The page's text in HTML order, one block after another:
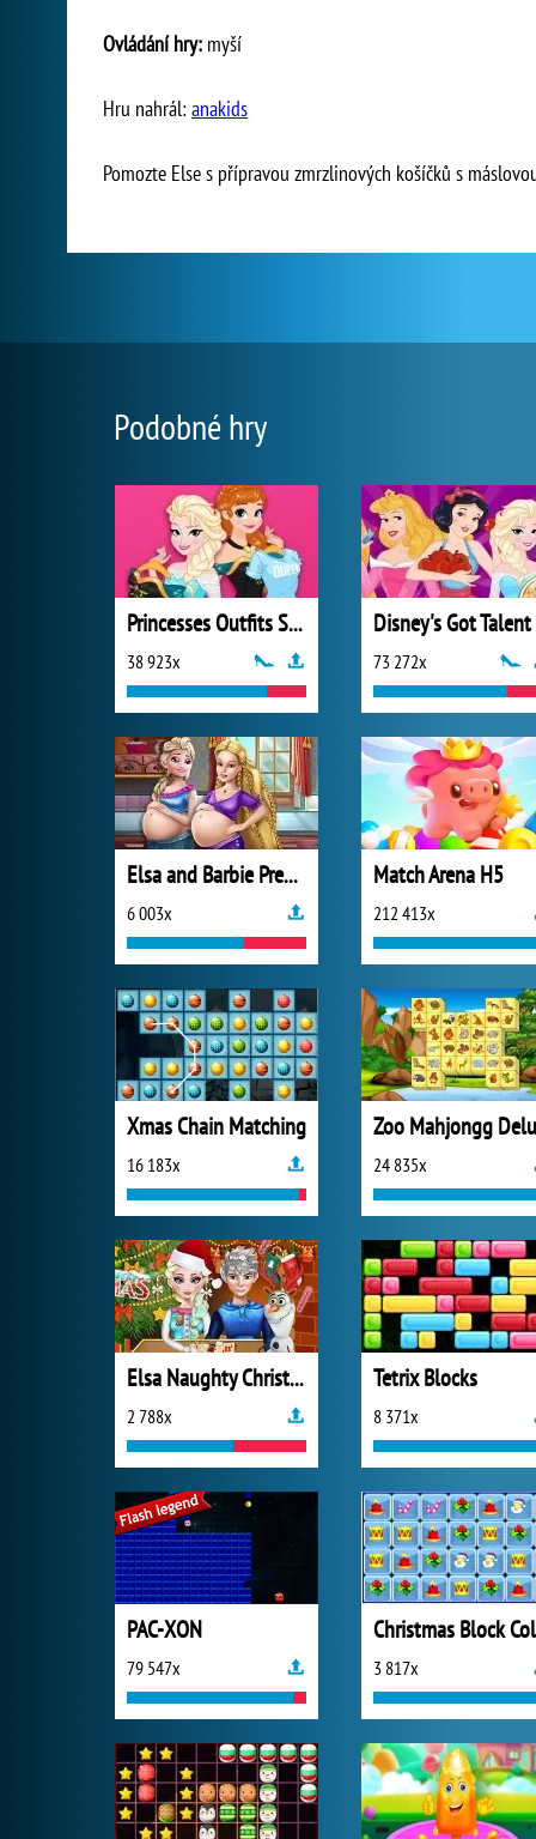
Ovládání hry: myší
Hru nahrál: anakids
Pomozte Else s přípravou zmrzlinových košíčků s
Podobné hry
Princesses Outfits Swap
38 923x
Disney's Got Talent
73 272x
Elsa and Barbie Pregnant BFFs
6 003x
Match Arena H5
212 413x
Xmas Chain Matching
16 183x 24 835x
Elsa Naughty Christmas
2 788x
Tetrix Blocks
8 371x
PAC-XON
79 547x 3 817x